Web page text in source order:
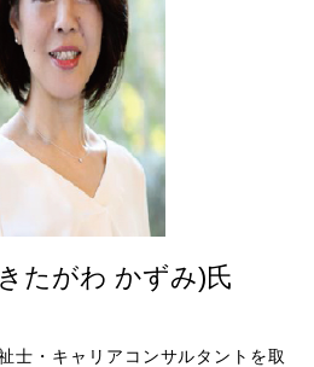
たがわ かずみ)氏
士・キャリアコンサルタントを取